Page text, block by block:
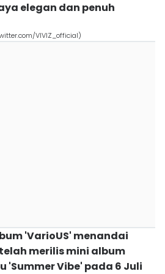
elegan dan penuh
VIVIZ_official)
'VarioUS' menandai
merilis mini album
'Summer Vibe' pada 6 Juli